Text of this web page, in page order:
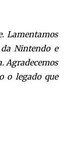
Lamentamos
Nintendo e
Agradecemos
o legado que